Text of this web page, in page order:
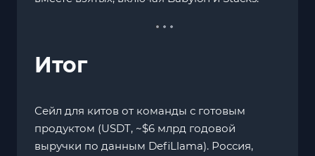
Итог
Сейл для китов от команды с готовым
продуктом (USDT, ~$6 млрд годовой
выручки по данным DefiLlama). Россия,